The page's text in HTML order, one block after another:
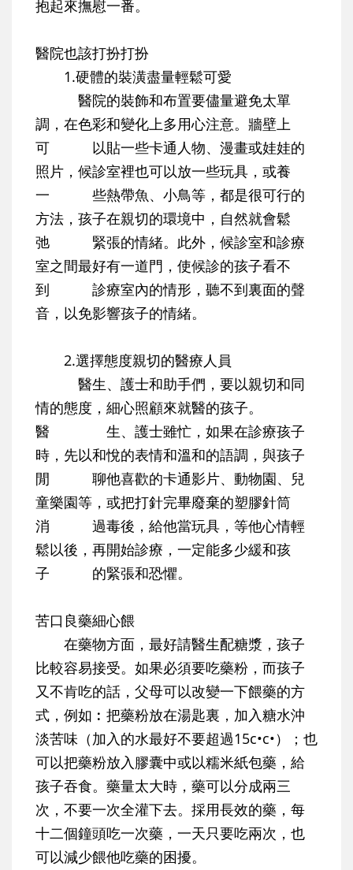
抱起來撫慰一番。
醫院也該打扮打扮
1.硬體的裝潢盡量輕鬆可愛
醫院的裝飾和布置要儘量避免太單
調，在色彩和變化上多用心注意。牆壁上
可 以貼一些卡通人物、漫畫或娃娃的
照片，候診室裡也可以放一些玩具，或養
一 些熱帶魚、小鳥等，都是很可行的
方法，孩子在親切的環境中，自然就會鬆
弛 緊張的情緒。此外，候診室和診療
室之間最好有一道門，使候診的孩子看不
到 診療室內的情形，聽不到裏面的聲
音，以免影響孩子的情緒。
2.選擇態度親切的醫療人員
醫生、護士和助手們，要以親切和同
情的態度，細心照顧來就醫的孩子。
醫 生、護士雖忙，如果在診療孩子
時，先以和悅的表情和溫和的語調，與孩子
閒 聊他喜歡的卡通影片、動物園、兒
童樂園等，或把打針完畢廢棄的塑膠針筒
消 過毒後，給他當玩具，等他心情輕
鬆以後，再開始診療，一定能多少緩和孩
子 的緊張和恐懼。
苦口良藥細心餵
在藥物方面，最好請醫生配糖漿，孩子
比較容易接受。如果必須要吃藥粉，而孩子
又不肯吃的話，父母可以改變一下餵藥的方
式，例如︰把藥粉放在湯匙裏，加入糖水沖
淡苦味（加入的水最好不要超過15c•c•）；也
可以把藥粉放入膠囊中或以糯米紙包藥，給
孩子吞食。藥量太大時，藥可以分成兩三
次，不要一次全灌下去。採用長效的藥，每
十二個鐘頭吃一次藥，一天只要吃兩次，也
可以減少餵他吃藥的困擾。